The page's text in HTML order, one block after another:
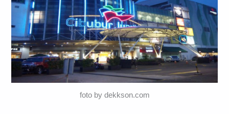
foto by dekkson.com